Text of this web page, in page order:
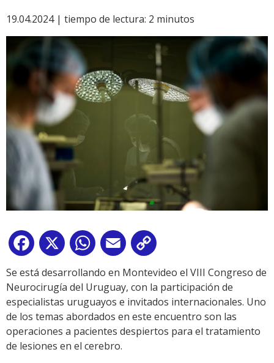
19.04.2024 | tiempo de lectura: 2 minutos
Facebook
X WhatsApp
Email
Link
Se está desarrollando en Montevideo el VIII Congreso de
Neurocirugía del Uruguay, con la participación de
especialistas uruguayos e invitados internacionales. Uno
de los temas abordados en este encuentro son las
operaciones a pacientes despiertos para el tratamiento
de lesiones en el cerebro.